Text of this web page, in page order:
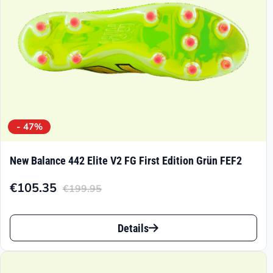
Produktseite
gewählt
werden
- 47%
New Balance 442 Elite V2 FG First Edition Grün FEF2
€199.95
Ursprünglicher
Preis
€199.95
€105.35
Aktueller
Preis
€105.35.
Dieses
Produkt
Details